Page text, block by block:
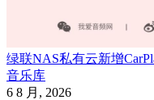
绿联NAS私有云新增
音乐库
6 8 月, 2026